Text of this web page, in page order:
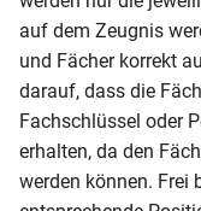
MVP-REG (Seite 2
MVP-REG (Seite 2
Wappen
NRW-RS-ÜZ (Klasse
NRW-WG-AZ
NRW-WG-JZ
RLP-GY-ABI (2010-
RLP-GY-ABI (2010-
Seite 2)
RLP-GY-ABI (2010-
(Einschulmerkmal1
nach Bewerber-
Punkte, HF-Note)
Schülerliste
Klasse gruppiert)
Fremdsprachen)
Klassenliste mit
(Religion)
Klassenliste mit
auf dem Zeugnis
und Fächer korrekt
darauf, dass die
Fachschlüssel oder
erhalten, da den
werden können. Frei